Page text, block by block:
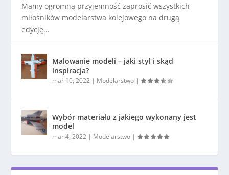
Mamy ogromną przyjemność zaprosić wszystkich
miłośników modelarstwa kolejowego na drugą
edycję...
Malowanie modeli – jaki styl i skąd
inspiracja?
mar 10, 2022 | Modelarstwo |
Wybór materiału z jakiego wykonany jest
model
mar 4, 2022 | Modelarstwo |